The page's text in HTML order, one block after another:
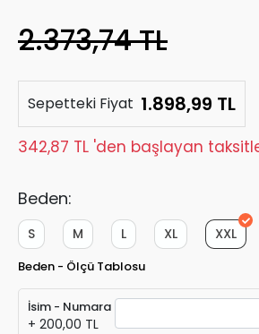
2.373,74 TL
Sepetteki Fiyat 1.898,99 TL
342,87 TL 'den başlayan
Beden:
XXL
XL
L
M
S
Beden - Ölçü Tablosu
İsim - Numara
+ 200,00 TL